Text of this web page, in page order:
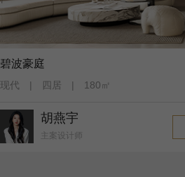
碧波豪庭
现代 | 四居 | 180㎡
胡燕宇
主案设计师